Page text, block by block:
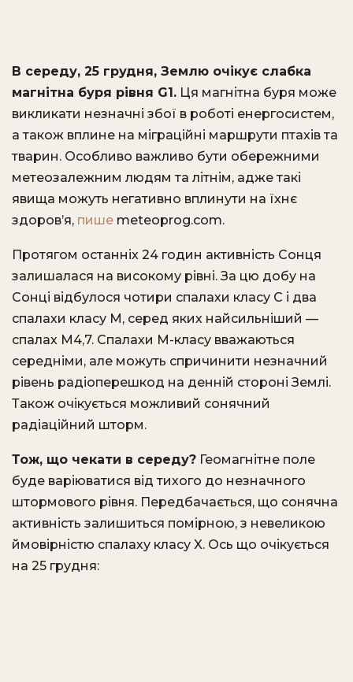
В середу, 25 грудня, Землю очікує слабка
магнітна буря рівня G1. Ця магнітна буря може
викликати незначні збої в роботі енергосистем,
а також вплине на міграційні маршрути птахів та
тварин. Особливо важливо бути обережними
метеозалежним людям та літнім, адже такі
явища можуть негативно вплинути на їхнє
здоров’я, пише meteoprog.com.
Протягом останніх 24 годин активність Сонця
залишалася на високому рівні. За цю добу на
Сонці відбулося чотири спалахи класу С і два
спалахи класу М, серед яких найсильніший —
спалах М4,7. Спалахи M-класу вважаються
середніми, але можуть спричинити незначний
рівень радіоперешкод на денній стороні Землі.
Також очікується можливий сонячний
радіаційний шторм.
Тож, що чекати в середу? Геомагнітне поле
буде варіюватися від тихого до незначного
штормового рівня. Передбачається, що сонячна
активність залишиться помірною, з невеликою
ймовірністю спалаху класу X. Ось що очікується
на 25 грудня: